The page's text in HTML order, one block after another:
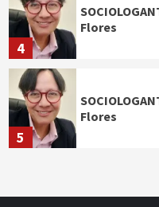
4
Flores
5
Flores